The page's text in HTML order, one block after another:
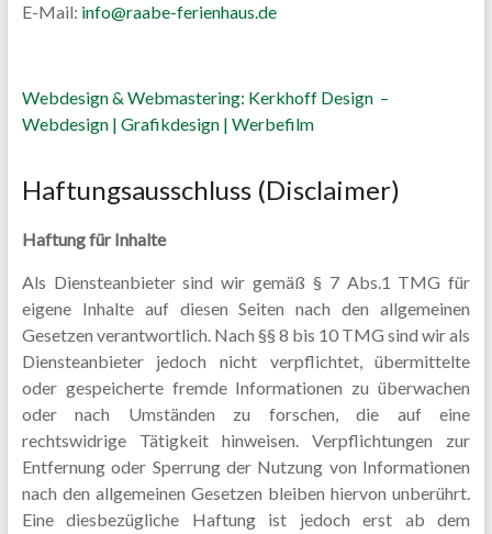
E-Mail: info@raabe-ferienhaus.de
Webdesign & Webmastering: Kerkhoff Design –
Webdesign | Grafikdesign | Werbefilm
Haftungsausschluss (Disclaimer)
Haftung für Inhalte
Als Diensteanbieter sind wir gemäß § 7 Abs.1 TMG für
eigene Inhalte auf diesen Seiten nach den allgemeinen
Gesetzen verantwortlich. Nach §§ 8 bis 10 TMG sind wir als
Diensteanbieter jedoch nicht verpflichtet, übermittelte
oder gespeicherte fremde Informationen zu überwachen
oder nach Umständen zu forschen, die auf eine
rechtswidrige Tätigkeit hinweisen. Verpflichtungen zur
Entfernung oder Sperrung der Nutzung von Informationen
nach den allgemeinen Gesetzen bleiben hiervon unberührt.
Eine diesbezügliche Haftung ist jedoch erst ab dem